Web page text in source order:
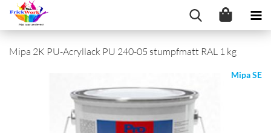
Mipa 2K PU-Acryllack PU 240-05 stumpfmatt RAL 1 kg
Mipa SE